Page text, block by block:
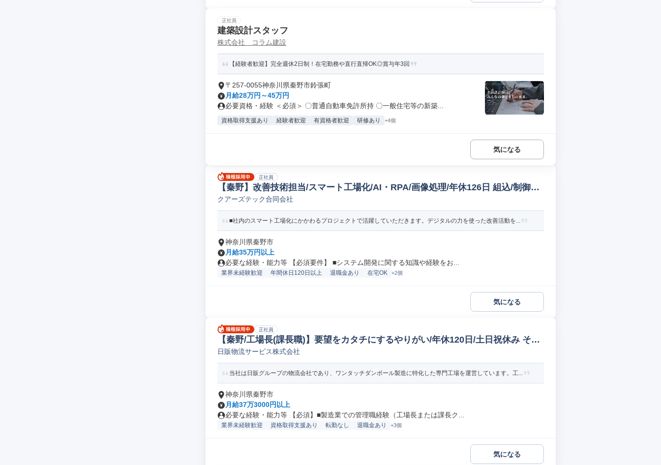
正社員
建築設計スタッフ
株式会社 コラム建設
【経験者歓迎】完全週休2日制！在宅勤務や直行直帰OK◎賞与年3回
〒257-0055神奈川県秦野市鈴張町
月給28万円～45万円
必要資格・経験 ＜必須＞ 〇普通自動車免許所持 〇一般住宅等の新築...
資格取得支援あり 経験者歓迎 有資格者歓迎 研修あり +4個
気になる
正社員
【秦野】改善技術担当/スマート工場化/AI・RPA/画像処理/年休126日 組込/制御設
計/開発(画像処理)
クアーズテック合同会社
■社内のスマート工場化にかかわるプロジェクトで活躍していただきます。デジタルの力を使った改善活動を...
神奈川県秦野市
月給35万円以上
必要な経験・能力等 【必須要件】 ■システム開発に関する知識や経験をお...
業界未経験歓迎 年間休日120日以上 退職金あり 在宅OK +2個
気になる
正社員
【秦野/工場長(課長職)】要望をカタチにするやりがい/年休120日/土日祝休み その
他機械/電気/電子製品専門職
日販物流サービス株式会社
当社は日販グループの物流会社であり、ワンタッチダンボール製造に特化した専門工場を運営しています。工...
神奈川県秦野市
月給37万3000円以上
必要な経験・能力等 【必須】■製造業での管理職経験（工場長または課長ク...
業界未経験歓迎 資格取得支援あり 転勤なし 退職金あり +3個
気になる